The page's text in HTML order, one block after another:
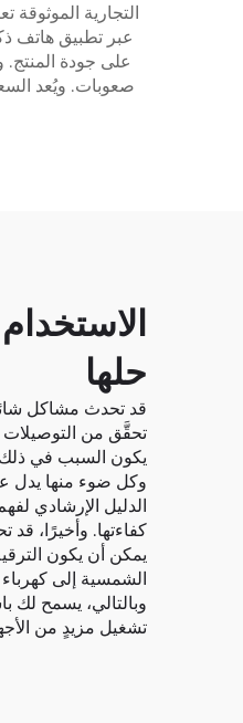
التجارية
عبر تطبيق هاتف
على جودة المنتج.
صعوبات. ويُعد
حلها
تحقَّق من التوصيلات
يكون السبب في ذلك
وكل ضوء منها يدل
الدليل الإرشادي
كفاءتها. وأخيرًا، قد
وبالتالي، يسمح لك
تشغيل مزيدٍ من